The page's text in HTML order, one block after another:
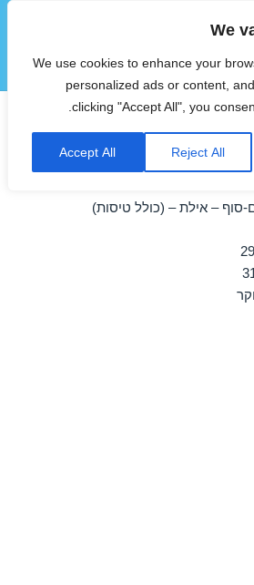
We
We use cookies to enhance your
personalized ads or content,
clicking "Accept All", you
Reject All
Accept All
תפריטים
ווידג'טים
ישרוטל ים-סוף –
סוף – אילת – (כולל טיסות)